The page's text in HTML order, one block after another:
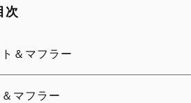
次
＆マフラー
マフラー